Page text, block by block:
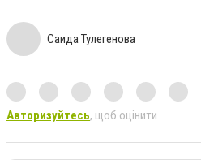
Саида Тулегенова
Авторизуйтесь, щоб оцінити